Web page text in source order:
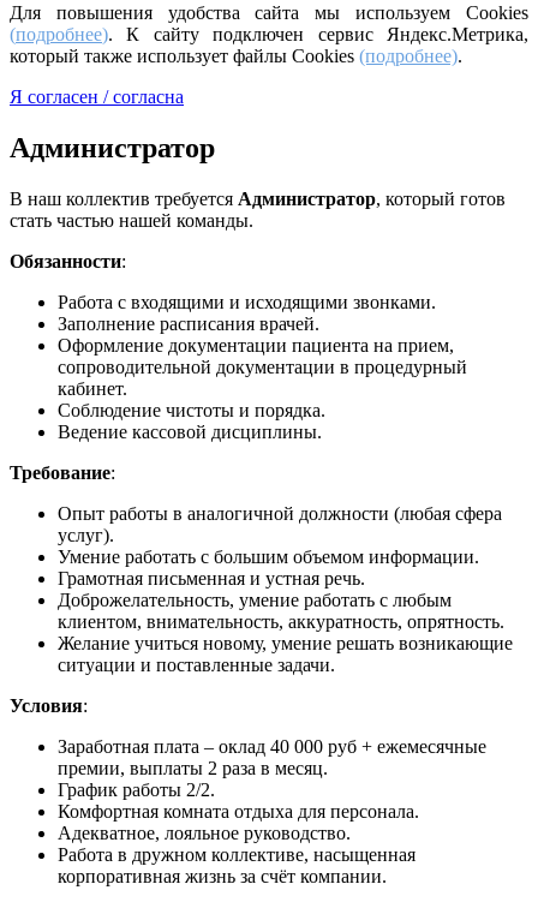
Для повышения удобства сайта мы используем Cookies
(подробнее). К сайту подключен сервис Яндекс.Метрика,
который также использует файлы Cookies (подробнее).
Я согласен / согласна
Администратор
В наш коллектив требуется Администратор, который готов
стать частью нашей команды.
Обязанности:
Работа с входящими и исходящими звонками.
Заполнение расписания врачей.
Оформление документации пациента на прием,
сопроводительной документации в процедурный
кабинет.
Соблюдение чистоты и порядка.
Ведение кассовой дисциплины.
Требование:
Опыт работы в аналогичной должности (любая сфера
услуг).
Умение работать с большим объемом информации.
Грамотная письменная и устная речь.
Доброжелательность, умение работать с любым
клиентом, внимательность, аккуратность, опрятность.
Желание учиться новому, умение решать возникающие
ситуации и поставленные задачи.
Условия:
Заработная плата – оклад 40 000 руб + ежемесячные
премии, выплаты 2 раза в месяц.
График работы 2/2.
Комфортная комната отдыха для персонала.
Адекватное, лояльное руководство.
Работа в дружном коллективе, насыщенная
корпоративная жизнь за счёт компании.